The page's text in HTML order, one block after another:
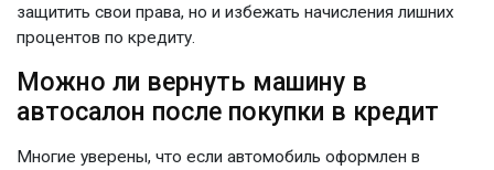
защитить свои права, но и избежать начисления лишних
процентов по кредиту.
Можно ли вернуть машину в
автосалон после покупки в кредит
Многие уверены, что если автомобиль оформлен в